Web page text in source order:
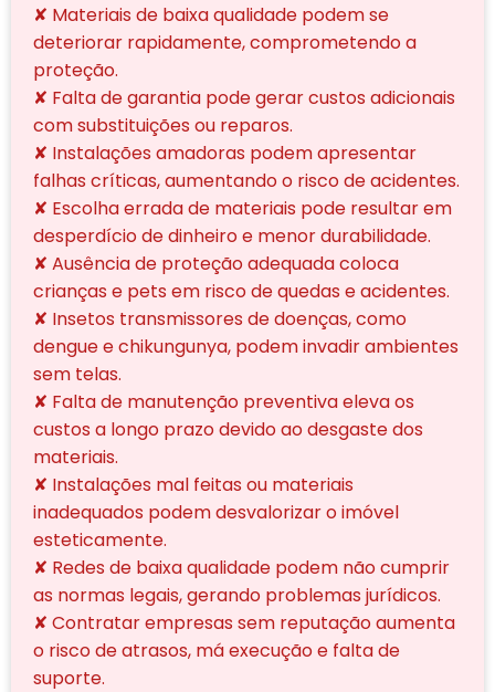
✘ Materiais de baixa qualidade podem se
deteriorar rapidamente, comprometendo a
proteção.
✘ Falta de garantia pode gerar custos adicionais
com substituições ou reparos.
✘ Instalações amadoras podem apresentar
falhas críticas, aumentando o risco de acidentes.
✘ Escolha errada de materiais pode resultar em
desperdício de dinheiro e menor durabilidade.
✘ Ausência de proteção adequada coloca
crianças e pets em risco de quedas e acidentes.
✘ Insetos transmissores de doenças, como
dengue e chikungunya, podem invadir ambientes
sem telas.
✘ Falta de manutenção preventiva eleva os
custos a longo prazo devido ao desgaste dos
materiais.
✘ Instalações mal feitas ou materiais
inadequados podem desvalorizar o imóvel
esteticamente.
✘ Redes de baixa qualidade podem não cumprir
as normas legais, gerando problemas jurídicos.
✘ Contratar empresas sem reputação aumenta
o risco de atrasos, má execução e falta de
suporte.